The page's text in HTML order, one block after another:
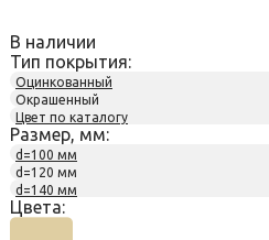
В наличии
Тип покрытия:
Оцинкованный
Окрашенный
Цвет по каталогу
Размер, мм:
d=100 мм
d=120 мм
d=140 мм
Цвета: